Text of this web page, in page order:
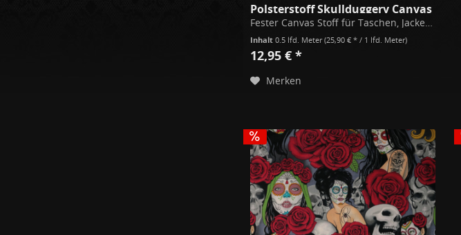
Polsterstoff Skullduggery Canvas
Inhalt0.5 lfd. Meter(25,90 € * / 1 lfd. Meter)
12,95 € *
Merken